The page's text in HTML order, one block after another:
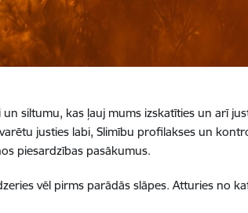
siltumu, kas ļauj mums izskatīties un arī
justies labi, Slimību profilakses un
piesardzības pasākumus.
vēl pirms parādās slāpes. Atturies no